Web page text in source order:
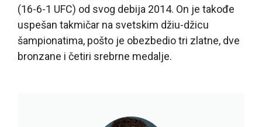
(16-6-1 UFC) od svog debija 2014. On je takođe
uspešan takmičar na svetskim džiu-džicu
šampionatima, pošto je obezbedio tri zlatne, dve
bronzane i četiri srebrne medalje.